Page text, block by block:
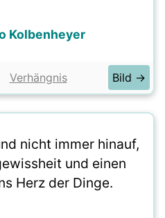
Kolbenheyer
Verhängnis Bild →
nicht immer hinauf,
und einen
Herz der Dinge.